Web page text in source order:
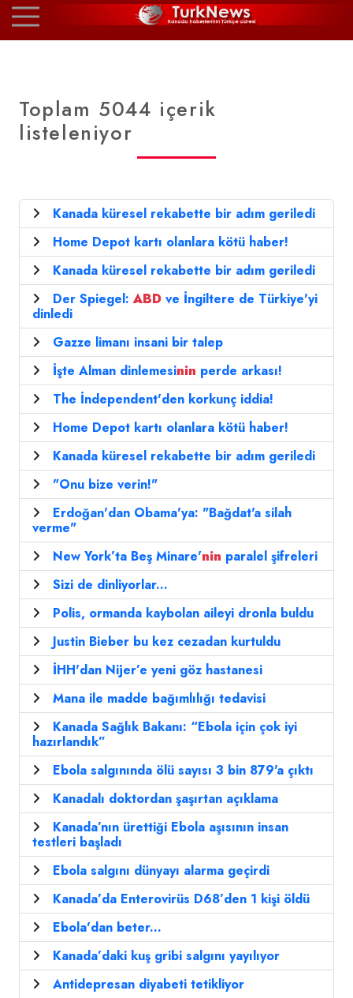
Toplam 5044 içerik
listeleniyor
Kanada küresel rekabette bir adım geriledi
Home Depot kartı olanlara kötü haber!
Kanada küresel rekabette bir adım geriledi
Der Spiegel:ABD ve İngiltere de Türkiye'yi
dinledi
Gazze limanı insani bir talep
İşte Alman dinlemesinin perde arkası!
The İndependent'den korkunç iddia!
Home Depot kartı olanlara kötü haber!
Kanada küresel rekabette bir adım geriledi
"Onu bize verin!"
Erdoğan'dan Obama'ya: "Bağdat'a silah
verme"
New York’ta Beş Minare'nin paralel şifreleri
Sizi de dinliyorlar...
Polis, ormanda kaybolan aileyi dronla buldu
Justin Bieber bu kez cezadan kurtuldu
İHH'dan Nijer’e yeni göz hastanesi
Mana ile madde bağımlılığı tedavisi
Kanada Sağlık Bakanı: “Ebola için çok iyi
hazırlandık”
Ebola salgınında ölü sayısı 3 bin 879'a çıktı
Kanadalı doktordan şaşırtan açıklama
Kanada’nın ürettiği Ebola aşısının insan
testleri başladı
Ebola salgını dünyayı alarma geçirdi
Kanada’da Enterovirüs D68’den 1 kişi öldü
Ebola'dan beter...
Kanada’daki kuş gribi salgını yayılıyor
Antidepresan diyabeti tetikliyor